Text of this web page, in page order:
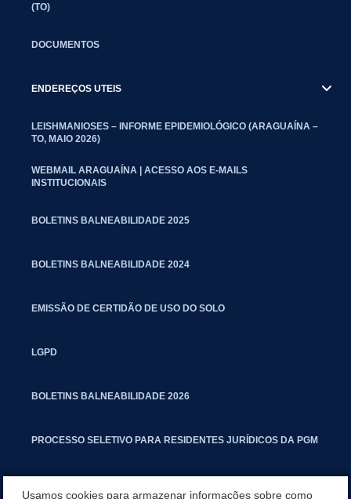
(TO)
DOCUMENTOS
ENDEREÇOS UTEIS
LEISHMANIOSES – INFORME EPIDEMIOLÓGICO (ARAGUAÍNA –
TO, MAIO 2026)
WEBMAIL ARAGUAÍNA | ACESSO AOS E-MAILS
INSTITUCIONAIS
BOLETINS BALNEABILIDADE 2025
BOLETINS BALNEABILIDADE 2024
EMISSÃO DE CERTIDÃO DE USO DO SOLO
LGPD
BOLETINS BALNEABILIDADE 2026
PROCESSO SELETIVO PARA RESIDENTES JURÍDICOS DA PGM
Usamos cookies para armazenar informações sobre como